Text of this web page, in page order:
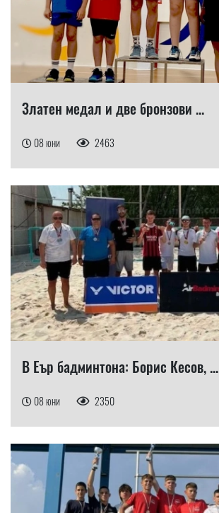
Златен медал и две бронзови ...
08 юни 2463
В Еър бадминтона: Борис Кесов, ...
08 юни 2350